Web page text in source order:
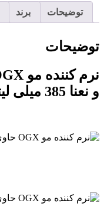
میلی
عدد
چای
و
385
میلی
عدد
توضیحات برند
توضیحات
و نعنا 385 میلی لیتر